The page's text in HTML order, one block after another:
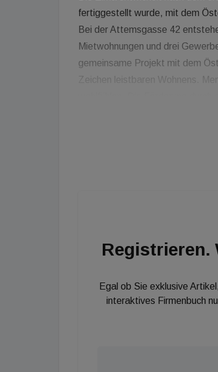
fertiggestellt wurde, mit dem
Bei der Attemsgasse 42
Mietwohnungen und drei
gemeinsame Projekt mit dem
Zeichen leistbaren Wohnens.
Registrieren.
Egal ob Sie exklusive
interaktives Firmenbuch